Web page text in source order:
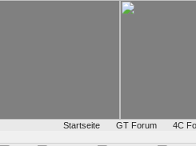
Startseite GT Forum 4C